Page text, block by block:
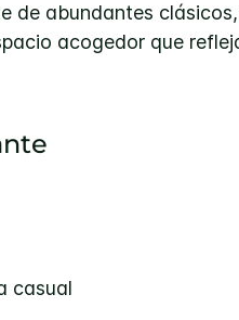
de abundantes
acogedor que
casual